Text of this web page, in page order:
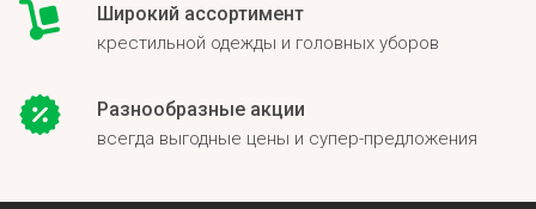
Широкий ассортимент
крестильной одежды и головных уборов
Разнообразные акции
всегда выгодные цены и супер-предложения